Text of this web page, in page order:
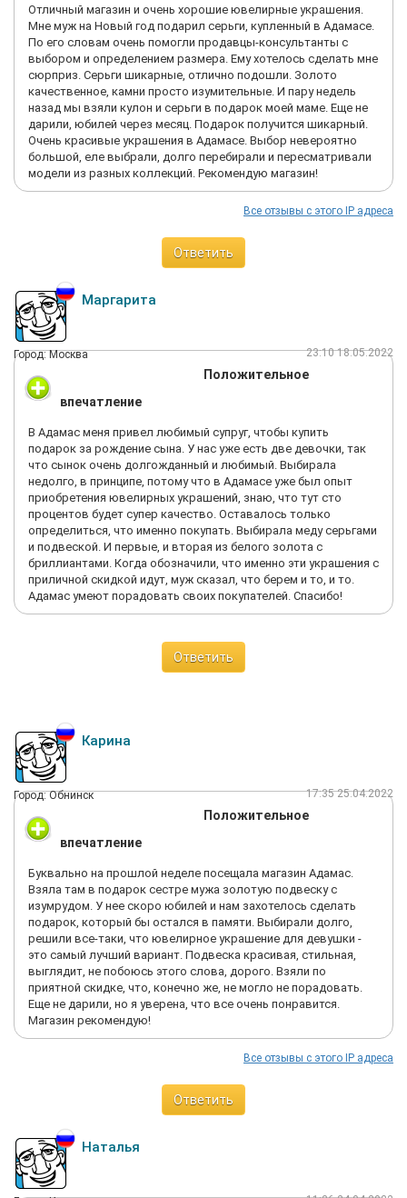
Отличный магазин и очень хорошие ювелирные украшения.
Мне муж на Новый год подарил серьги, купленный в Адамасе.
По его словам очень помогли продавцы-консультанты с
выбором и определением размера. Ему хотелось сделать мне
сюрприз. Серьги шикарные, отлично подошли. Золото
качественное, камни просто изумительные. И пару недель
назад мы взяли кулон и серьги в подарок моей маме. Еще не
дарили, юбилей через месяц. Подарок получится шикарный.
Очень красивые украшения в Адамасе. Выбор невероятно
большой, еле выбрали, долго перебирали и пересматривали
модели из разных коллекций. Рекомендую магазин!
Все отзывы с этого IP адреса
Ответить
Маргарита
Город: Москва 23:10 18.05.2022
Положительное
впечатление
В Адамас меня привел любимый супруг, чтобы купить
подарок за рождение сына. У нас уже есть две девочки, так
что сынок очень долгожданный и любимый. Выбирала
недолго, в принципе, потому что в Адамасе уже был опыт
приобретения ювелирных украшений, знаю, что тут сто
процентов будет супер качество. Оставалось только
определиться, что именно покупать. Выбирала меду серьгами
и подвеской. И первые, и вторая из белого золота с
бриллиантами. Когда обозначили, что именно эти украшения с
приличной скидкой идут, муж сказал, что берем и то, и то.
Адамас умеют порадовать своих покупателей. Спасибо!
Ответить
Карина
Город: Обнинск 17:35 25.04.2022
Положительное
впечатление
Буквально на прошлой неделе посещала магазин Адамас.
Взяла там в подарок сестре мужа золотую подвеску с
изумрудом. У нее скоро юбилей и нам захотелось сделать
подарок, который бы остался в памяти. Выбирали долго,
решили все-таки, что ювелирное украшение для девушки -
это самый лучший вариант. Подвеска красивая, стильная,
выглядит, не побоюсь этого слова, дорого. Взяли по
приятной скидке, что, конечно же, не могло не порадовать.
Еще не дарили, но я уверена, что все очень понравится.
Магазин рекомендую!
Все отзывы с этого IP адреса
Ответить
Наталья